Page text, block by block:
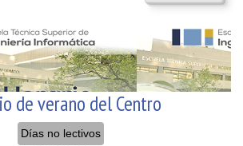
de verano del Centro
Días no lectivos